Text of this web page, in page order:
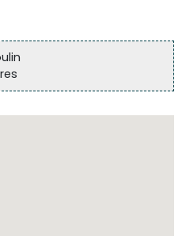
groupes de travail,